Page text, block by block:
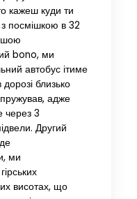
кажеш куди ти
посмішкою в 32
bono, ми
автобус ітиме
близько
адже
через 3
Другий
ми
висотах, що